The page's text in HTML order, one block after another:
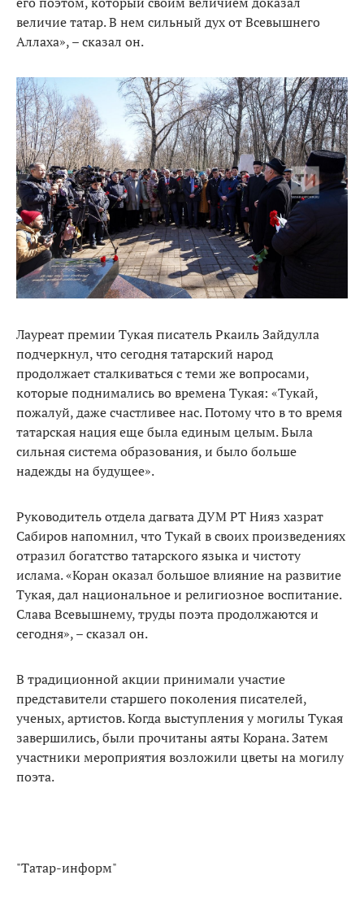
величие татар. В нем сильный дух от Всевышнего
Аллаха», – сказал он.
Лауреат премии Тукая писатель Ркаиль Зайдулла
подчеркнул, что сегодня татарский народ
продолжает сталкиваться с теми же вопросами,
которые поднимались во времена Тукая: «Тукай,
пожалуй, даже счастливее нас. Потому что в то время
татарская нация еще была единым целым. Была
сильная система образования, и было больше
надежды на будущее».
Руководитель отдела дагвата ДУМ РТ Нияз хазрат
Сабиров напомнил, что Тукай в своих произведениях
отразил богатство татарского языка и чистоту
ислама. «Коран оказал большое влияние на развитие
Тукая, дал национальное и религиозное воспитание.
Слава Всевышнему, труды поэта продолжаются и
сегодня», – сказал он.
В традиционной акции принимали участие
представители старшего поколения писателей,
ученых, артистов. Когда выступления у могилы Тукая
завершились, были прочитаны аяты Корана. Затем
участники мероприятия возложили цветы на могилу
поэта.
"Татар-информ"